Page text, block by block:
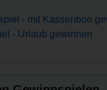
- mit Kassenbon
- Urlaub gewinnen